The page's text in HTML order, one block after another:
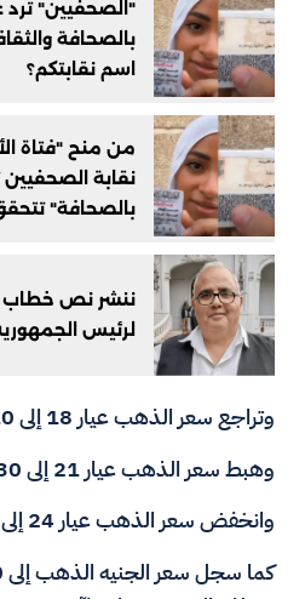
"الصحفيين" ترد
بالصحافة
اسم نقابتكم؟
من منح "فتاة
نقابة
بالصحافة"
ننشر نص خطاب
لرئيس
وتراجع سعر الذهب عيار 18 إلى 5510 جنيهات للجرام.
وهبط سعر الذهب عيار 21 إلى 6430 جنيها للجرام.
وانخفض سعر الذهب عيار 24 إلى 7350 جنيهًا للجرام.